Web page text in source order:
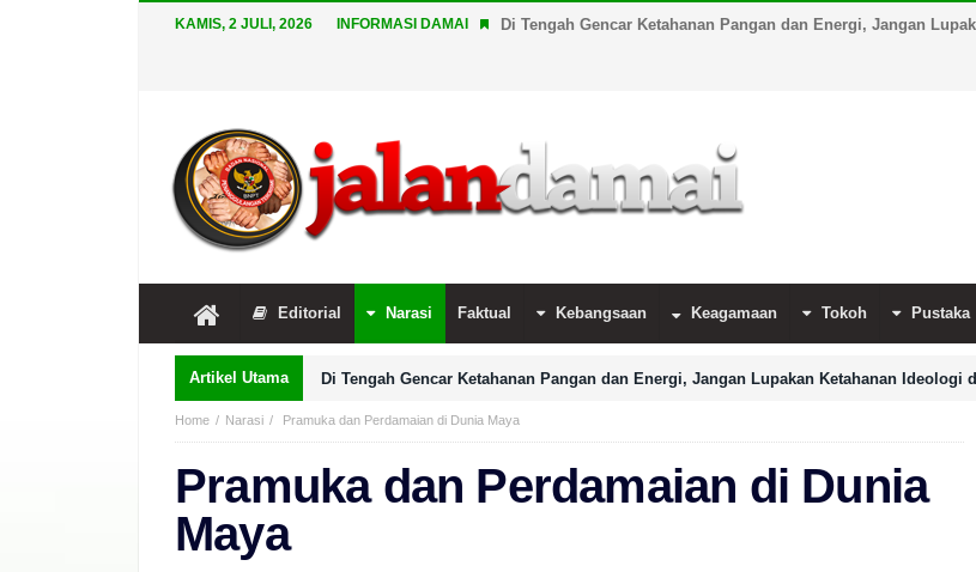
KAMIS, 2 JULI, 2026 INFORMASI DAMAI Di Tengah Gencar Ketahanan Pangan dan Energi, Jangan
Editorial Narasi Faktual Kebangsaan Keagamaan Tokoh Pustaka
Artikel Utama Di Tengah Gencar Ketahanan Pangan dan Energi, Jangan Lupakan Ketahanan Ideologi
Home Narasi Pramuka dan Perdamaian di Dunia Maya
Pramuka dan Perdamaian di Dunia
Maya